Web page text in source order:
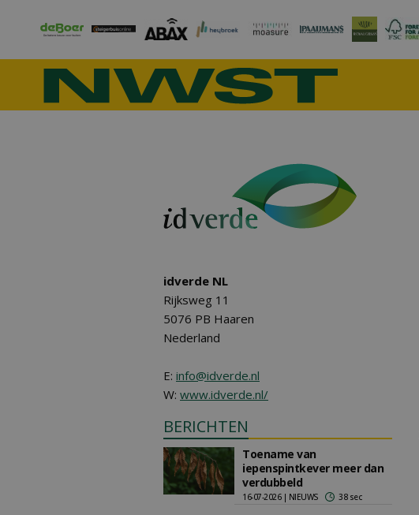
idverde NL
Rijksweg 11
5076 PB Haaren
Nederland
E: info@idverde.nl
W: www.idverde.nl/
BERICHTEN
Toename van
iepenspintkever meer dan
verdubbeld
16-07-2026 | NIEUWS 38 sec